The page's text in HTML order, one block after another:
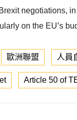
negotiations,
on the EU’s
歐洲聯盟 人員
Article 50 of